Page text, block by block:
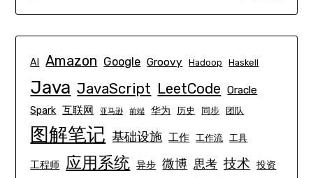
AI Amazon Google Groovy Hadoop Haskell
Java JavaScript LeetCode Oracle
Spark 互联网 亚马逊 前端 华为 历史 同步 团队
图解笔记 基础设施 工作 工作流 工具
工程师 应用系统 异步 微博 思考 技术 投资